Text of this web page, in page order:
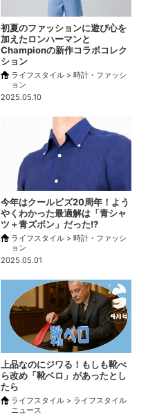
初夏のファッションに遊び心を
加えたロンハーマンと
Championの新作コラボコレク
ション
ライフスタイル > 時計・ファッシ
ョン
2025.05.10
今年はクールビズ20周年！よう
やくわかった最適解は「青シャ
ツ＋青ズボン」だった!?
ライフスタイル > 時計・ファッシ
ョン
2025.05.01
上品なのにジワる！もしも靴べ
ら改め「靴ベロ」があったとし
たら
ライフスタイル > ライフスタイル
ニュース